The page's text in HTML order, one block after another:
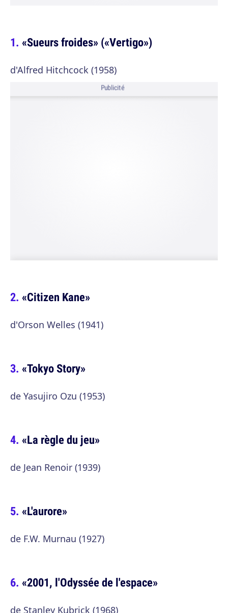
«Sueurs froides» («Vertigo»)
d'Alfred Hitchcock (1958)
Publicité
«Citizen Kane»
d'Orson Welles (1941)
«Tokyo Story»
de Yasujiro Ozu (1953)
«La règle du jeu»
de Jean Renoir (1939)
«L'aurore»
de F.W. Murnau (1927)
«2001, l'Odyssée de l'espace»
de Stanley Kubrick (1968)